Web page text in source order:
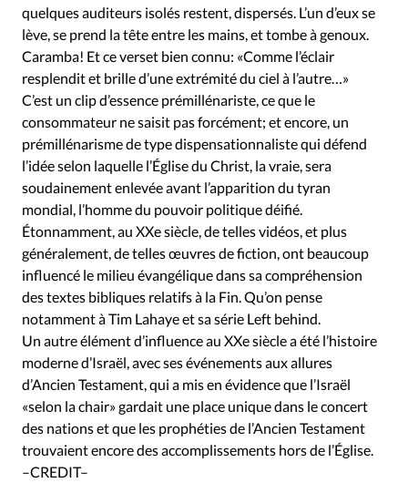
quelques auditeurs isolés restent, dispersés. L’un d’eux se
lève, se prend la tête entre les mains, et tombe à genoux.
Caramba! Et ce verset bien connu: «Comme l’éclair
resplendit et brille d’une extrémité du ciel à l’autre…»
C’est un clip d’essence prémillénariste, ce que le
consommateur ne saisit pas forcément; et encore, un
prémillénarisme de type dispensationnaliste qui défend
l’idée selon laquelle l’Église du Christ, la vraie, sera
soudainement enlevée avant l’apparition du tyran
mondial, l’homme du pouvoir politique déifié.
Étonnamment, au XXe siècle, de telles vidéos, et plus
généralement, de telles œuvres de fiction, ont beaucoup
influencé le milieu évangélique dans sa compréhension
des textes bibliques relatifs à la Fin. Qu’on pense
notamment à Tim Lahaye et sa série Left behind.
Un autre élément d’influence au XXe siècle a été l’histoire
moderne d’Israël, avec ses événements aux allures
d’Ancien Testament, qui a mis en évidence que l’Israël
«selon la chair» gardait une place unique dans le concert
des nations et que les prophéties de l’Ancien Testament
trouvaient encore des accomplissements hors de l’Église.
–CREDIT–